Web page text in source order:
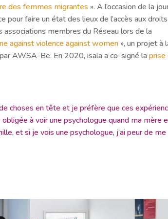
des femmes migrantes ». A l’occasion de la
faire un état des lieux de l’accès aux
membres du Réseau lors de la
against violence against women », un projet à
AWSA-Be. En 2020, isala a co-signé laprise
choses en tête et je préfère que ces
à voir une psychologue quand ma mère
et si je vois une psychologue, j’ai peur de me